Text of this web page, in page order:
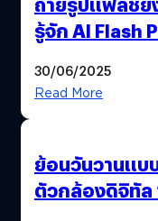
รู้จัก AI Flash
30/06/2025
Read More
ย้อนวันวานแบ
ตัวกล้องดิจิทัล